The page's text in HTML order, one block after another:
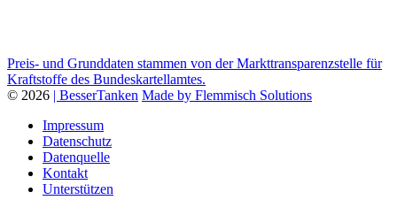
Preis- und Grunddaten stammen von der Markttransparenzstelle für
Kraftstoffe des Bundeskartellamtes.
© 2026 | BesserTanken Made by Flemmisch Solutions
Impressum
Datenschutz
Datenquelle
Kontakt
Unterstützen